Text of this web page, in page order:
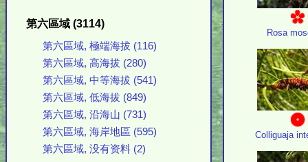
第六區域 (3114)
第六區域, 極端海拔 (116)
第六區域, 高海拔 (280)
第六區域, 中等海拔 (541)
第六區域, 低海拔 (849)
第六區域, 沿海山 (731)
第六區域, 海岸地區 (595)
第六區域, 没有资料 (2)
Rosa
Colliguaja